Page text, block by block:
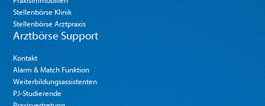
Stellenbörse Klinik
Stellenbörse Arztpraxis
Arztbörse Support
Kontakt
Alarm & Match Funktion
Weiterbildungsassistenten
PJ-Studierende